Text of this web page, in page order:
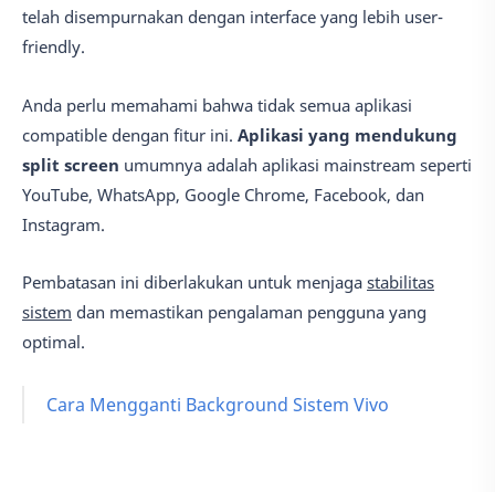
telah disempurnakan dengan interface yang lebih user-
friendly.
Anda perlu memahami bahwa tidak semua aplikasi
compatible dengan fitur ini. Aplikasi yang mendukung
split screen umumnya adalah aplikasi mainstream seperti
YouTube, WhatsApp, Google Chrome, Facebook, dan
Instagram.
Pembatasan ini diberlakukan untuk menjaga stabilitas
sistem dan memastikan pengalaman pengguna yang
optimal.
Cara Mengganti Background Sistem Vivo